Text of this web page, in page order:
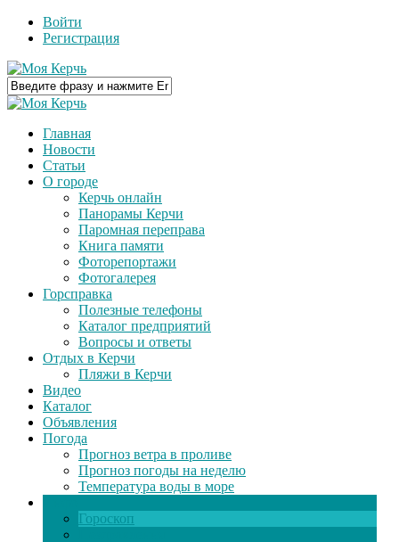
Войти
Регистрация
Главная
Новости
Статьи
О городе
Керчь онлайн
Панорамы Керчи
Паромная переправа
Книга памяти
Фоторепортажи
Фотогалерея
Горсправка
Полезные телефоны
Каталог предприятий
Вопросы и ответы
Отдых в Керчи
Пляжи в Керчи
Видео
Каталог
Объявления
Погода
Прогноз ветра в проливе
Прогноз погоды на неделю
Температура воды в море
Гороскоп